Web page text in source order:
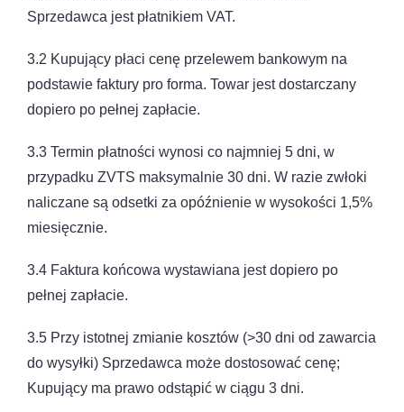
Sprzedawca jest płatnikiem VAT.
3.2 Kupujący płaci cenę przelewem bankowym na
podstawie faktury pro forma. Towar jest dostarczany
dopiero po pełnej zapłacie.
3.3 Termin płatności wynosi co najmniej 5 dni, w
przypadku ZVTS maksymalnie 30 dni. W razie zwłoki
naliczane są odsetki za opóźnienie w wysokości 1,5%
miesięcznie.
3.4 Faktura końcowa wystawiana jest dopiero po
pełnej zapłacie.
3.5 Przy istotnej zmianie kosztów (>30 dni od zawarcia
do wysyłki) Sprzedawca może dostosować cenę;
Kupujący ma prawo odstąpić w ciągu 3 dni.